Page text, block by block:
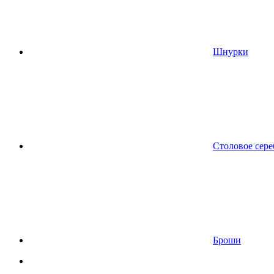
Шнурки
Столовое
Броши